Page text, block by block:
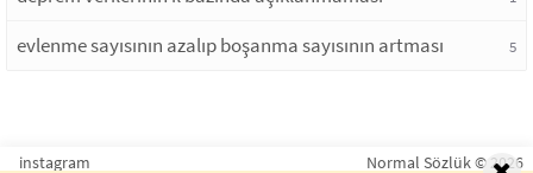
evlenme sayısının azalıp boşanma sayısının artması 5
instagram Normal Sözlük © 2026